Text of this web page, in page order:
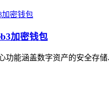
加密钱包
功能涵盖数字资产的安全存